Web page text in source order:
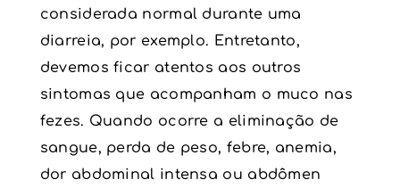
considerada normal durante uma
diarreia, por exemplo. Entretanto,
devemos ficar atentos aos outros
sintomas que acompanham o muco nas
fezes. Quando ocorre a eliminação de
sangue, perda de peso, febre, anemia,
dor abdominal intensa ou abdômen